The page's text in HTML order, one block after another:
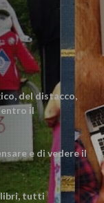
del distacco,
il
e di vedere il
libri, tutti